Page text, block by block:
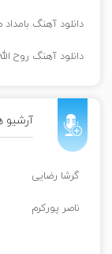
دانلود آهنگ
دانلود آهنگ روح
آرشیو
گرشا رضایی
ناصر پورکرم